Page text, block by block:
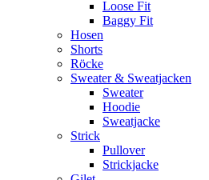
Loose Fit
Baggy Fit
Hosen
Shorts
Röcke
Sweater & Sweatjacken
Sweater
Hoodie
Sweatjacke
Strick
Pullover
Strickjacke